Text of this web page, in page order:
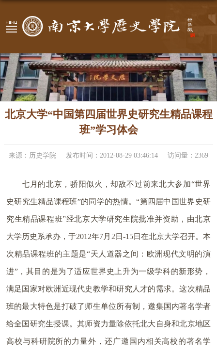
北京大学“中国第四届世界史研究生精品课程
班”学习体会
来源：历史学院 发布时间：2012-08-29 03:46:14 访问量： 2369
七月的北京，骄阳似火，却敌不过前来北大参加“世界
史研究生精品课程班”的同学的热情。“第四届中国世界史研
究生精品课程班”经北京大学研究生院批准并资助，由北京
大学历史系承办，于2012年7月2日-15日在北京大学召开。本
次精品课程班的主题是“天人道器之间：欧洲现代文明的演
进”，其目的是为了适应世界史上升为一级学科的新形势，
满足国家对欧洲近现代史教学和研究人才的需求。这次精品
班的最大特色是打破了师生单位所有制，邀集国内著名学者
给全国研究生授课。其师资力量除依托北大自身和北京地区
高校与科研院所的力量外，还广邀国内相关高校的著名学